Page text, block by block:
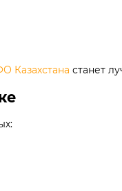
Казахстана станет